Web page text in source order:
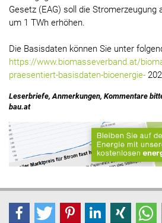
Gesetz (EAG) soll die Stromerzeugung
um 1 TWh erhöhen.
Die Basisdaten können Sie unter
https://www.biomasseverband.at/
praesentiert-basisdaten-bioenergie-
Leserbriefe, Anmerkungen, Kommentare
bau.at